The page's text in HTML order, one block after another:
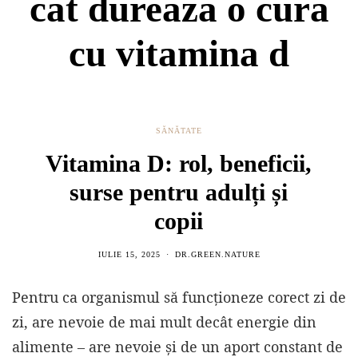
cat dureaza o cura
cu vitamina d
SĂNĂTATE
Vitamina D: rol, beneficii,
surse pentru adulți și
copii
IULIE 15, 2025 DR.GREEN.NATURE
Pentru ca organismul să funcționeze corect zi de
zi, are nevoie de mai mult decât energie din
alimente – are nevoie și de un aport constant de